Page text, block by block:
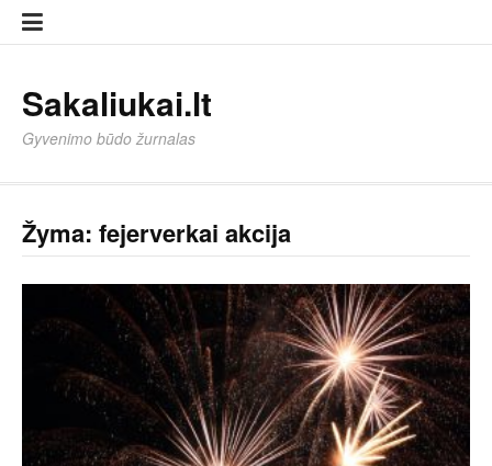
prie
Page
Page
Sakaliukai.lt
Gyvenimo būdo žurnalas
Žyma: fejerverkai akcija